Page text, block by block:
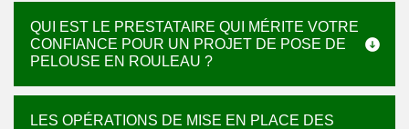
QUI EST LE PRESTATAIRE QUI MÉRITE VOTRE
CONFIANCE POUR UN PROJET DE POSE DE
PELOUSE EN ROULEAU ?
LES OPÉRATIONS DE MISE EN PLACE DES